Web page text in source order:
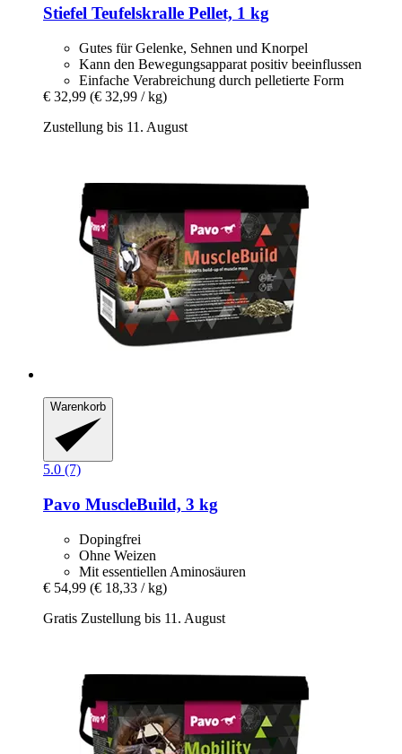
Stiefel Teufelskralle Pellet, 1 kg
Gutes für Gelenke, Sehnen und Knorpel
Kann den Bewegungsapparat positiv beeinflussen
Einfache Verabreichung durch pelletierte Form
€ 32,99 (€ 32,99 / kg)
Zustellung bis 11. August
Warenkorb
5.0 (7)
Pavo MuscleBuild, 3 kg
Dopingfrei
Ohne Weizen
Mit essentiellen Aminosäuren
€ 54,99 (€ 18,33 / kg)
Gratis Zustellung bis 11. August